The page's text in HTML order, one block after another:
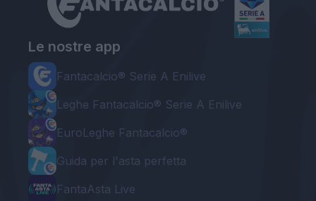
Le nostre app
Fantacalcio® Serie A Enilive
Leghe Fantacalcio® Serie A Enilive
EuroLeghe Fantacalcio®
Guida per l'asta perfetta
FantaAsta Live